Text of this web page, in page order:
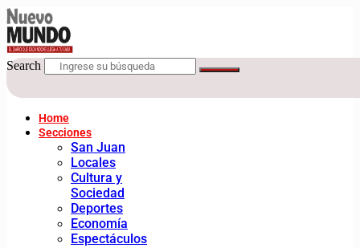
Search
Home
Secciones
San Juan
Locales
Cultura y
Sociedad
Deportes
Economía
Espectáculos